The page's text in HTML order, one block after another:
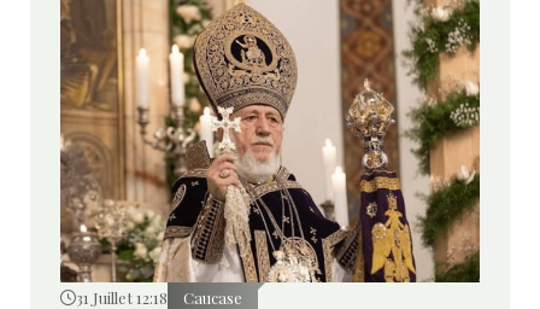
31 Juillet 12:18 Caucase